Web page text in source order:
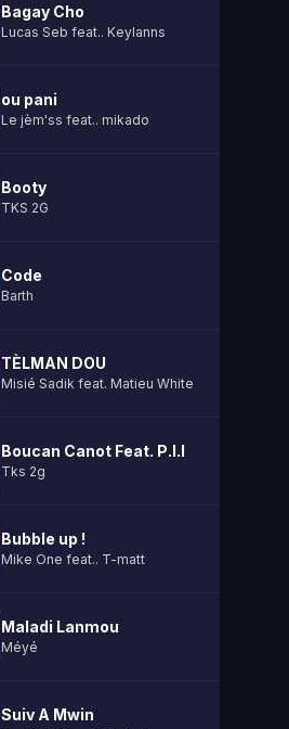
Bagay Cho
Lucas Seb feat.. Keylanns
ou pani
Le jèm'ss feat.. mikado
Booty
TKS 2G
Code
Barth
TÈLMAN DOU
Misié Sadik feat. Matieu White
Boucan Canot Feat. P.l.l
Tks 2g
Bubble up !
Mike One feat.. T-matt
Maladi Lanmou
Méyé
Suiv A Mwin